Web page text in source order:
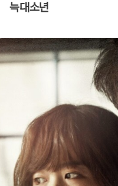
늑대소년